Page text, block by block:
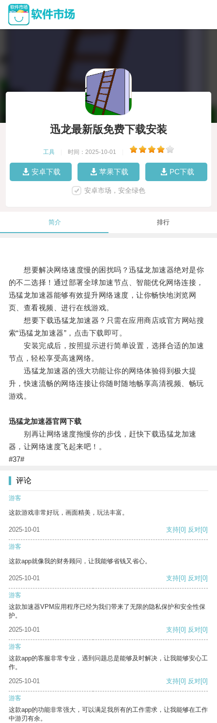
迅龙最新版免费下载安装
工具 时间：2025-10-01
安卓下载 苹果下载 PC下载
安卓市场，安全绿色
简介 排行
想要解决网络速度慢的困扰吗？迅猛龙加速器绝对是你
的不二选择！通过部署全球加速节点、智能优化网络连接，
迅猛龙加速器能够有效提升网络速度，让你畅快地浏览网
页、查看视频、进行在线游戏。
想要下载迅猛龙加速器？只需在应用商店或官方网站搜
索“迅猛龙加速器”，点击下载即可。
安装完成后，按照提示进行简单设置，选择合适的加速
节点，轻松享受高速网络。
迅猛龙加速器的强大功能让你的网络体验得到极大提
升，快速流畅的网络连接让你随时随地畅享高清视频、畅玩
游戏。
迅猛龙加速器官网下载
别再让网络速度拖慢你的步伐，赶快下载迅猛龙加速
器，让网络速度飞起来吧！。
#37#
评论
游客
这款游戏非常好玩，画面精美，玩法丰富。
2025-10-01 支持[0] 反对[0]
游客
这款app就像我的财务顾问，让我能够省钱又省心。
2025-10-01 支持[0] 反对[0]
游客
这款加速器VPM应用程序已经为我们带来了无限的隐私保护和安全性保
护。
2025-10-01
支持[0] 反对[0]
游客
这款app的客服非常专业，遇到问题总是能够及时解决，让我能够安心工
作。
2025-10-01
支持[0] 反对[0]
游客
这款app的功能非常强大，可以满足我所有的工作需求，让我能够在工作
中游刃有余。